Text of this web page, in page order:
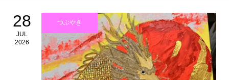
28
JUL
2026
つぶやき